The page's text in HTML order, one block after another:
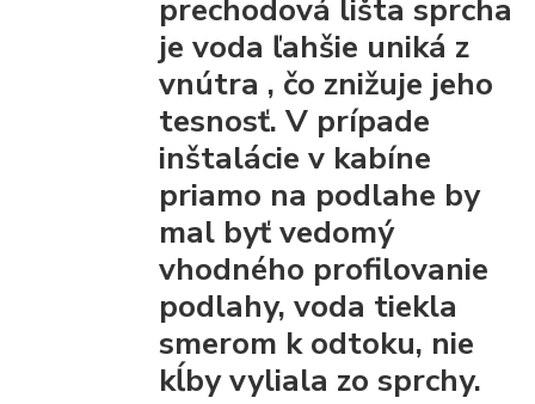
prechodová lištasprcha
je voda ľahšie uniká z
vnútra , čo znižuje jeho
tesnosť. V prípade
inštalácie v kabíne
priamo na podlahe by
mal byť vedomý
vhodného profilovanie
podlahy, voda tiekla
smerom k odtoku, nie
kĺby vyliala zo sprchy.